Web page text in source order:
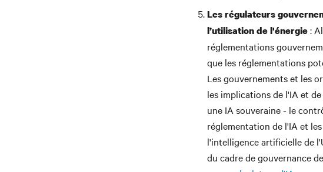
Les régulateurs
l’utilisation de l'énergie:
réglementations
que les réglementations
Les gouvernements et les
les implications de l'IA et
une IA souveraine - le
réglementation de l'IA et
l'intelligence artificielle de
du cadre de gouvernance